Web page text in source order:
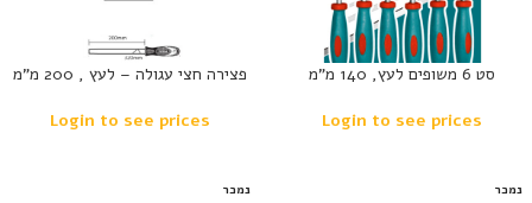
סט 6 משופים לעץ, 140 מ”מ
Login to see prices
פצירה חצי עגולה – לעץ , 200 מ”מ
Login to see prices
נמכר נמכר